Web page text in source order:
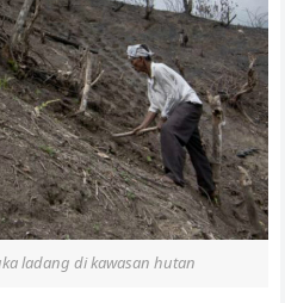
ladang di kawasan hutan